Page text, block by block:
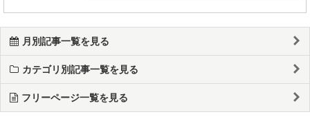
月別記事一覧を見る
カテゴリ別記事一覧を見る
フリーページ一覧を見る